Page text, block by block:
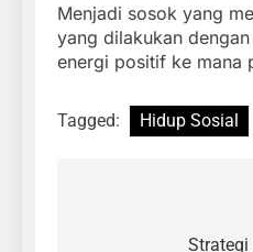
Menjadi sosok yang
yang dilakukan
energi positif ke mana
Tagged: Hidup Sosial
Strategi